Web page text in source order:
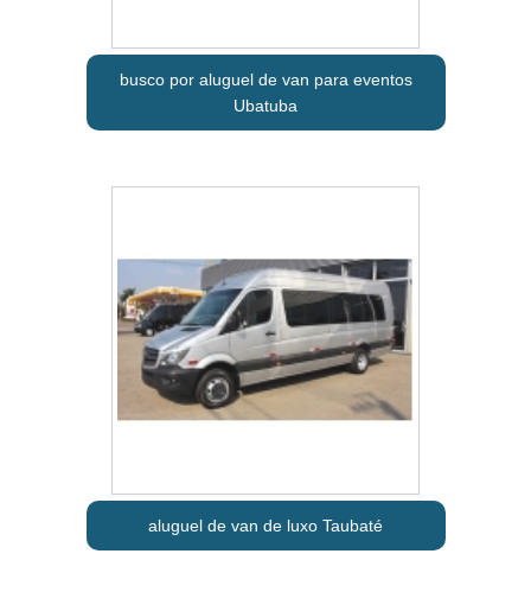
busco por aluguel de van para eventos
Ubatuba
aluguel de van de luxo Taubaté